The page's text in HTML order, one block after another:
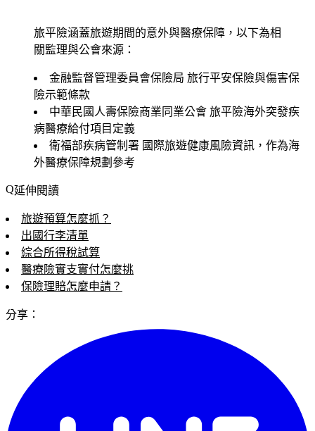
旅平險涵蓋旅遊期間的意外與醫療保障，以下為相
關監理與公會來源：
金融監督管理委員會保險局 旅行平安保險與傷害保
險示範條款
中華民國人壽保險商業同業公會 旅平險海外突發疾
病醫療給付項目定義
衛福部疾病管制署 國際旅遊健康風險資訊，作為海
外醫療保障規劃參考
延伸閱讀
旅遊預算怎麼抓？
出國行李清單
綜合所得稅試算
醫療險實支實付怎麼挑
保險理賠怎麼申請？
分享：